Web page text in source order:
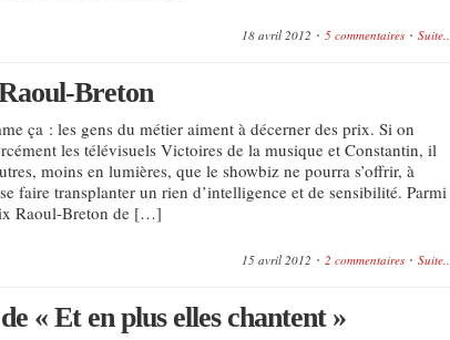
18 avril 2012 5 commentaires Suite...
Breton
ça : les gens du métier aiment à décerner des prix. Si on
les télévisuels Victoires de la musique et Constantin, il
moins en lumières, que le showbiz ne pourra s’offrir, à
faire transplanter un rien d’intelligence et de sensibilité. Parmi
Raoul-Breton de […]
15 avril 2012 2 commentaires Suite...
« Et en plus elles chantent »